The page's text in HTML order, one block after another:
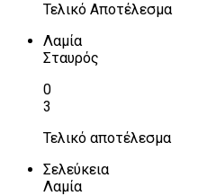
Τελικό Αποτέλεσμα
Λαμία
Σταυρός
0
3
Τελικό αποτέλεσμα
Σελεύκεια
Λαμία